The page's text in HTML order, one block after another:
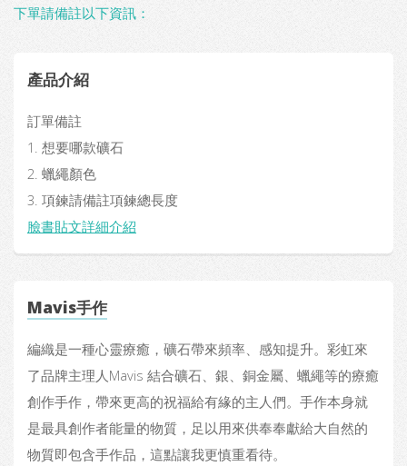
下單請備註以下資訊：
產品介紹
訂單備註
1. 想要哪款礦石
2. 蠟繩顏色
3. 項鍊請備註項鍊總長度
臉書貼文詳細介紹
Mavis手作
編織是一種心靈療癒，礦石帶來頻率、感知提升。彩虹來
了品牌主理人Mavis 結合礦石、銀、銅金屬、蠟繩等的療癒
創作手作，帶來更高的祝福給有緣的主人們。手作本身就
是最具創作者能量的物質，足以用來供奉奉獻給大自然的
物質即包含手作品，這點讓我更慎重看待。